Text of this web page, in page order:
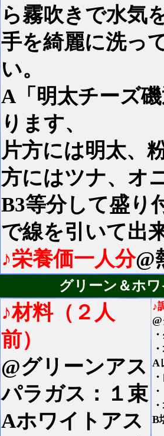
ら霧吹きで水気
手を綺麗に洗っ
い。
A「明太チーズ
ります、
片方には明太、
方にはツナ、オ
B3等分して盛り
で線を引いて出
♪栄養価一人分@
グリーン＆ホ
♪材料（２人
前）
@グリーンアス
パラガス：１束
Aホワイトアス
♪
A
B